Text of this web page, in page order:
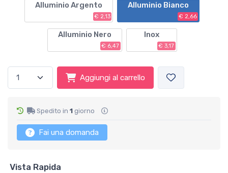
Alluminio Argento
€ 2,13
Alluminio Bianco
€ 2,66
Alluminio Nero
€ 6,47
Inox
€ 3,17
Aggiungi al carrello
Spedito in 1 giorno
Fai una domanda
Vista Rapida